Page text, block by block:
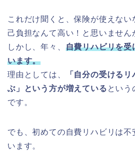
これだけ聞くと、保険が使えない
己負担なんて高い！と思いません
しかし、年々、 自費リハビリを受
います。
理由としては、
「自分の受ける
ぶ」という方が増えている という
です。
でも、初めての自費リハビリは不
います。